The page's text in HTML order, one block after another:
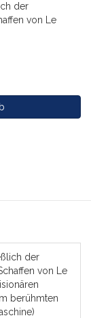
der
von Le
der
von Le
berühmten